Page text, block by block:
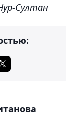
Султан